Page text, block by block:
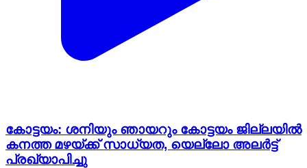
കോട്ടയം: ശനിയും ഞായറും കോട്ടയം ജില്ലയിൽ
കനത്ത മഴയ്ക്ക് സാധ്യത, യെല്ലോ അലർട്ട്
പ്രഖ്യാപിച്ചു